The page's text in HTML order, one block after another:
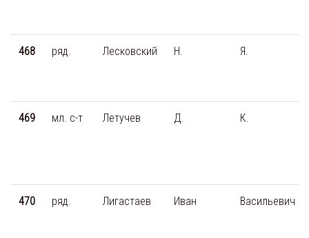
468 ряд. Лесковский Н. Я.
469 мл. с-т Летучев Д. К.
470 ряд. Лигастаев Иван Васильевич